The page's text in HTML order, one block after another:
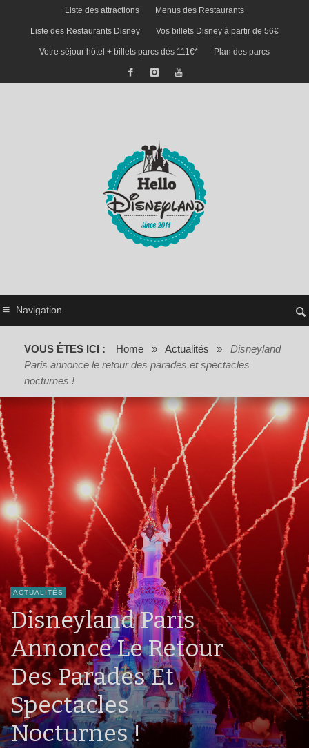
Liste des attractions Menus des Restaurants
Liste des Restaurants Disney Vos billets Disney à partir de 56€
Votre séjour hôtel + billets parcs dès 111€* Plan des parcs
Navigation
VOUS ÊTES ICI : Home » Actualités »
Disneyland
Paris annonce le retour des parades et spectacles
nocturnes !
ACTUALITÉS
Disneyland Paris
Annonce Le Retour
Des Parades Et
Spectacles
Nocturnes !